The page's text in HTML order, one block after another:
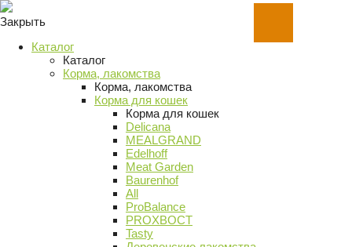
Закрыть
Каталог
Каталог
Корма, лакомства
Корма, лакомства
Корма для кошек
Корма для кошек
Delicana
MEALGRAND
Edelhoff
Meat Garden
Baurenhof
All
ProBalance
PROХВОСТ
Tasty